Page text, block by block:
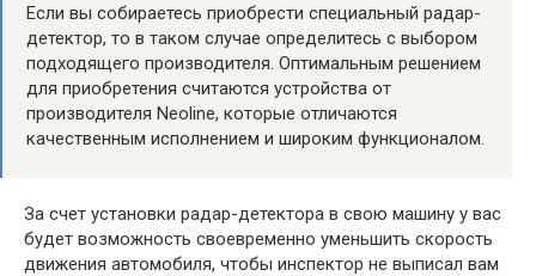
Если вы собираетесь приобрести специальный радар-
детектор, то в таком случае определитесь с выбором
подходящего производителя. Оптимальным решением
для приобретения считаются устройства от
производителя Neoline, которые отличаются
качественным исполнением и широким функционалом.
За счет установки радар-детектора в свою машину у вас
будет возможность своевременно уменьшить скорость
движения автомобиля, чтобы инспектор не выписал вам